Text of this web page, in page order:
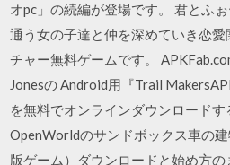
オpc」の続編が登場です。 君とふ
通う女の子達と仲を深めていき恋
チャー無料ゲームです。
Jonesの Android用『Trail
を無料でオンラインダウンロードす
OpenWorldのサンドボックス車の
版ゲーム）ダウンロードと始め方